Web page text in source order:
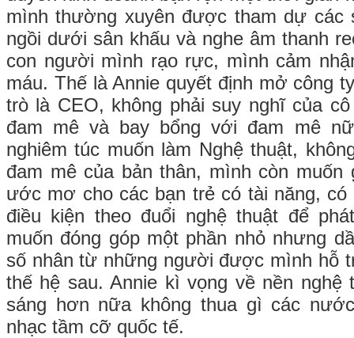
mình thường xuyên được tham dự các
ngồi dưới sân khấu và nghe âm thanh
con người mình rạo rực, mình cảm
máu. Thế là Annie quyết định mở công
trò là CEO, không phải suy nghĩ của
đam mê và bay bổng với đam mê
nghiêm túc muốn làm Nghệ thuật,
đam mê của bản thân, mình còn muốn
ước mơ cho các bạn trẻ có tài năng, có
điều kiện theo đuổi nghệ thuật để
muốn đóng góp một phần nhỏ nhưng
số nhân từ những người được mình hỗ
thế hệ sau. Annie kì vọng về nền nghệ
sáng hơn nữa không thua gì các
nhạc tầm cỡ quốc tế.